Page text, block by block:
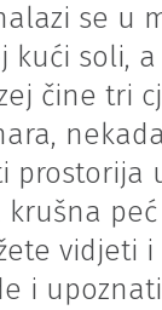
se u
kući soli,
čine tri
prostorija
vidjeti
i